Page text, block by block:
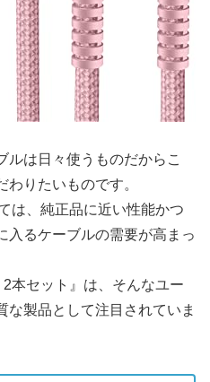
ルは日々使うものだからこ
りたいものです。
は、純正品に近い性能かつ
入るケーブルの需要が高まっ
2本セット』は、そんなユー
な製品として注目されていま